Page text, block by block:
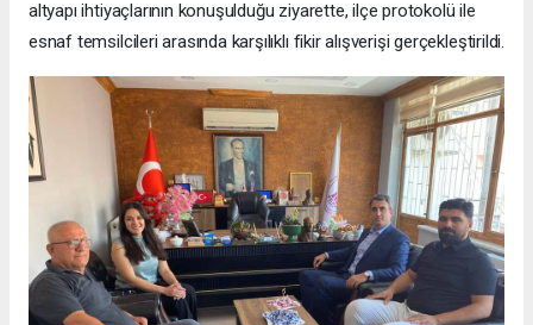
altyapı ihtiyaçlarının konuşulduğu ziyarette, ilçe protokolü ile
esnaf temsilcileri arasında karşılıklı fikir alışverişi gerçekleştirildi.